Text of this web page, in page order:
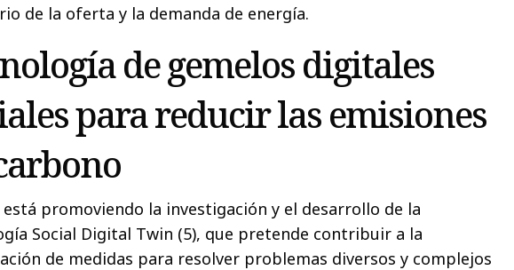
de la oferta y la demanda de energía.
de gemelos digitales
para reducir las emisiones
promoviendo la investigación y el desarrollo de la
Social Digital Twin (5), que pretende contribuir a la
de medidas para resolver problemas diversos y complejos